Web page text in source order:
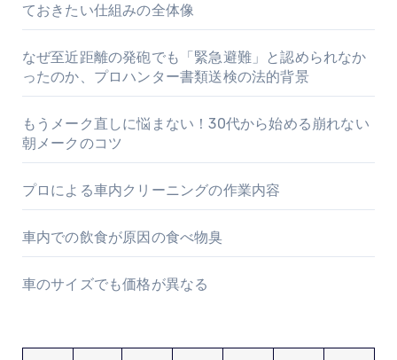
ておきたい仕組みの全体像
なぜ至近距離の発砲でも「緊急避難」と認められなか
ったのか、プロハンター書類送検の法的背景
もうメーク直しに悩まない！30代から始める崩れない
朝メークのコツ
プロによる車内クリーニングの作業内容
車内での飲食が原因の食べ物臭
車のサイズでも価格が異なる